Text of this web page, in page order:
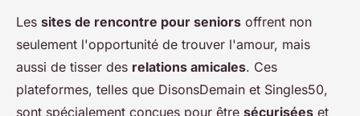
Les sites de rencontre pour seniors offrent non
seulement l'opportunité de trouver l'amour, mais
aussi de tisser des relations amicales. Ces
plateformes, telles que DisonsDemain et Singles50,
sont spécialement conçues pour être sécurisées et